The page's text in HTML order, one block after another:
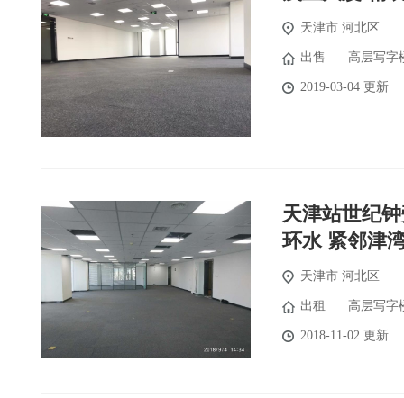
天津市 河北区
出售 高层写字
2019-03-04 更新
天津站世纪
环水 紧邻津
天津市 河北区
出租 高层写字
2018-11-02 更新